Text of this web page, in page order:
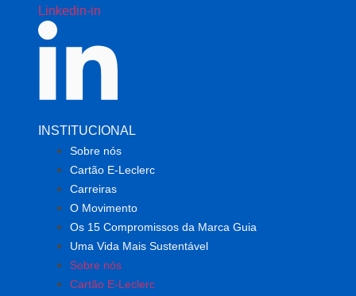
Linkedin-in
INSTITUCIONAL
Sobre nós
Cartão E-Leclerc
Carreiras
O Movimento
Os 15 Compromissos da Marca Guia
Uma Vida Mais Sustentável
Sobre nós
Cartão E-Leclerc